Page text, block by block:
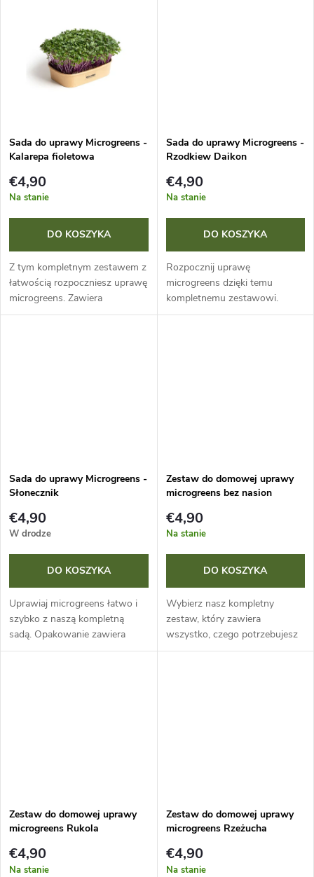
k
t
ó
Sada do uprawy Microgreens -
Kalarepa fioletowa
€4,90
Na stanie
DO KOSZYKA
Z tym kompletnym zestawem z
łatwością rozpoczniesz uprawę
microgreens. Zawiera
wszystko, czego potrzebujesz,
Sada do uprawy Microgreens -
Rzodkiew Daikon
€4,90
Na stanie
DO KOSZYKA
Rozpocznij uprawę
microgreens dzięki temu
kompletnemu zestawowi.
Zawiera wszystko, czego
Sada do uprawy Microgreens -
Słonecznik
€4,90
W drodze
DO KOSZYKA
Uprawiaj microgreens łatwo i
szybko z naszą kompletną
sadą. Opakowanie zawiera
wszystko, czego potrzebujesz,
Zestaw do domowej uprawy
microgreens bez nasion
€4,90
Na stanie
DO KOSZYKA
Wybierz nasz kompletny
zestaw, który zawiera
wszystko, czego potrzebujesz
do uprawy microgreens.
Zestaw do domowej uprawy
microgreens Rukola
€4,90
Na stanie
Zestaw do domowej uprawy
microgreens Rzeżucha
€4,90
Na stanie